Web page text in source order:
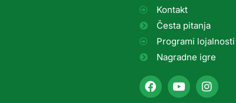
Kontakt
Česta pitanja
Programi lojalnosti
Nagradne igre